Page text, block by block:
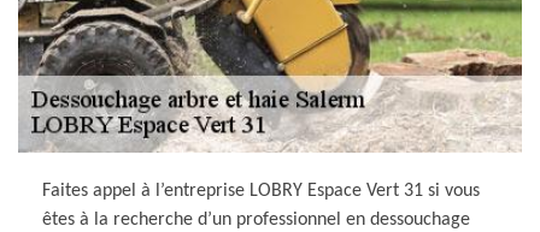
Faites appel à l’entreprise LOBRY Espace Vert 31 si vous
êtes à la recherche d’un professionnel en dessouchage